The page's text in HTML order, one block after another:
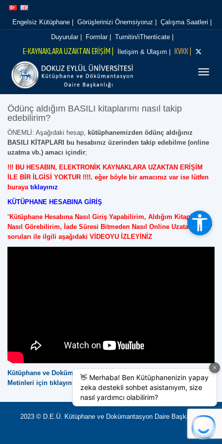
İçeriğe
Navigasyona
Engelsiz Kütüphane |
Görüşlerinizi Önemsiyoruz |
Çalışma Saatleri |
Duyurular |
Formlar | Turnitin/iThenticate |
E-KAYNAKLARA UZAKTAN ERİŞİM | İletişim & Ulaşım | KVKK |
Ödünç aldığım BASILI kitaplarımı nasıl takip
edebilirim?
ÖNEMLİ: Aşağıdaki hesap, kütüphanemizden ödünç aldığınız
BASILI KİTAPLARI bu hesabınız üzerinden takip edebilme (online
uzatma vb.) amacı içindir;
!!! BU HESABIN, ELEKTRONİK KAYNAKLARA UZAKTAN ERİŞİM
İLE BİR İLGİSİ YOKTUR !!!!. eğer böyle bir amacınız var ise lütfen
buraya tıklayınız
KÜTÜPHANE HESABINA GİRİŞ
“Kütüphane Hesabına Nasıl Giriş Yapabilirim, Aldığım Kitapları
Nasıl Görebilirim, İade Süresi Bitmeden Nasıl Online Uzatabilirim?
soruları ile ilgili aşağıdaki VİDEOYU İZLEYİNİZ
Kütüphane ve Dokümantasyon Daire Başkanlığı KVKK Aydınlatma
Metinleri için tıklayınız
2023 © D.E.Ü. Kütüphane ve Dokümantasyon Daire Başkanlığı